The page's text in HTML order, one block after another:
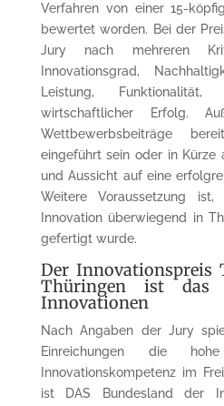
Verfahren von einer 15-
bewertet worden. Bei der
Jury nach mehreren
Innovationsgrad,
Leistung, Funktionalität,
wirtschaftlicher Erfolg.
Wettbewerbsbeiträge
eingeführt sein oder in
und Aussicht auf eine
Weitere Voraussetzung
Innovation überwiegend in
gefertigt wurde.
Der Innovationspreis
Thüringen ist das
Innovationen
Nach Angaben der Jury
Einreichungen die
Innovationskompetenz im
ist DAS Bundesland der